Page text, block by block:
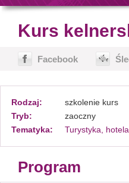
Kurs
Facebook
Rodzaj:
szkolenie kurs
Tryb:
zaoczny
Tematyka:
Turystyka,
Program